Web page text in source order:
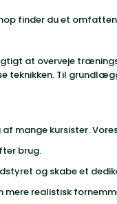
finder du et
at overveje
Til
mange kursister.
brug.
og skabe et
mere realistisk